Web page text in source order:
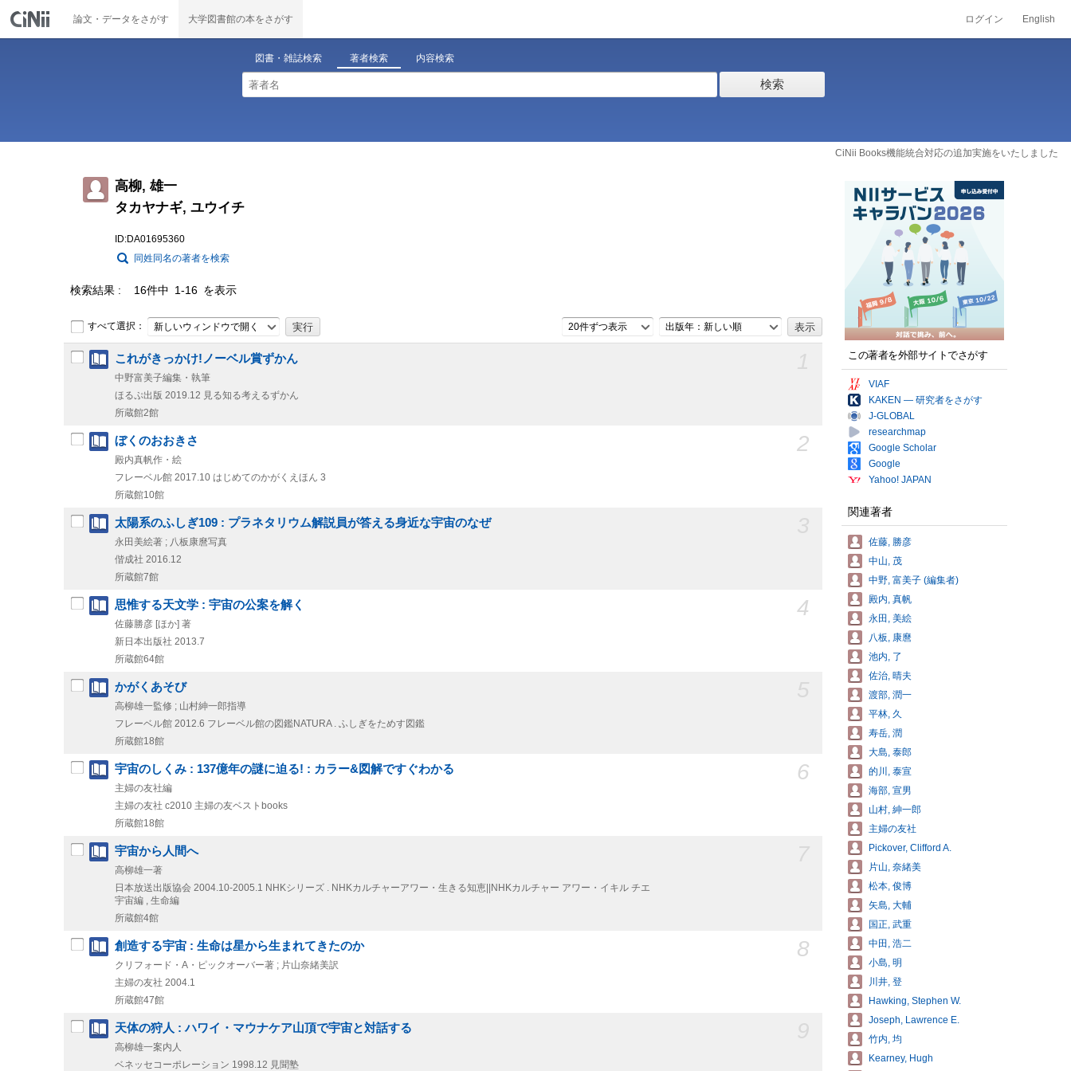
論文・データをさがす 大学図書館の本をさがす ログイン English
図書・雑誌検索 著者検索 内容検索
検索
CiNii Books機能統合対応の追加実施をいたしました
高柳, 雄一
タカヤナギ, ユウイチ
ID:DA01695360
同姓同名の著者を検索
検索結果 16件中 1-16 を表示
すべて選択： 新しいウィンドウで開く 20件ずつ表示 出版年：新しい順
これがきっかけ!ノーベル賞ずかん
中野富美子編集・執筆
ほるぷ出版 2019.12 見る知る考えるずかん
所蔵館2館
2
ぼくのおおきさ
殿内真帆作・絵
フレーベル館 2017.10 はじめてのかがくえほん 3
所蔵館10館
太陽系のふしぎ109 : プラネタリウム解説員が答える身近な宇宙のなぜ
永田美絵著 ; 八板康麿写真
偕成社 2016.12
所蔵館7館
4
思惟する天文学 : 宇宙の公案を解く
佐藤勝彦 [ほか] 著
新日本出版社 2013.7
所蔵館64館
かがくあそび
高柳雄一監修 ; 山村紳一郎指導
フレーベル館 2012.6 フレーベル館の図鑑NATURA . ふしぎをためす図鑑
所蔵館18館
6
宇宙のしくみ : 137億年の謎に迫る! : カラー&図解ですぐわかる
主婦の友社編
主婦の友社 c2010 主婦の友ベストbooks
所蔵館18館
宇宙から人間へ
高柳雄一著
日本放送出版協会 2004.10-2005.1 NHKシリーズ . NHKカルチャーアワー・生きる知恵||NHKカルチャー アワー・イキル チエ
宇宙編 , 生命編
所蔵館4館
8
創造する宇宙 : 生命は星から生まれてきたのか
クリフォード・A・ピックオーバー著 ; 片山奈緒美訳
主婦の友社 2004.1
所蔵館47館
天体の狩人 : ハワイ・マウナケア山頂で宇宙と対話する
高柳雄一案内人
ベネッセコーポレーション 1998.12 見聞塾
この著者を外部サイトでさがす
VIAF
KAKEN — 研究者をさがす
J-GLOBAL
researchmap
Google Scholar
Google
Yahoo! JAPAN
関連著者
佐藤, 勝彦
中山, 茂
中野, 富美子 (編集者)
殿内, 真帆
永田, 美絵
八板, 康麿
池内, 了
佐治, 晴夫
渡部, 潤一
平林, 久
寿岳, 潤
大島, 泰郎
的川, 泰宣
海部, 宣男
山村, 紳一郎
主婦の友社
Pickover, Clifford A.
片山, 奈緒美
松本, 俊博
矢島, 大輔
国正, 武重
中田, 浩二
小島, 明
川井, 登
Hawking, Stephen W.
Joseph, Lawrence E.
竹内, 均
Kearney, Hugh